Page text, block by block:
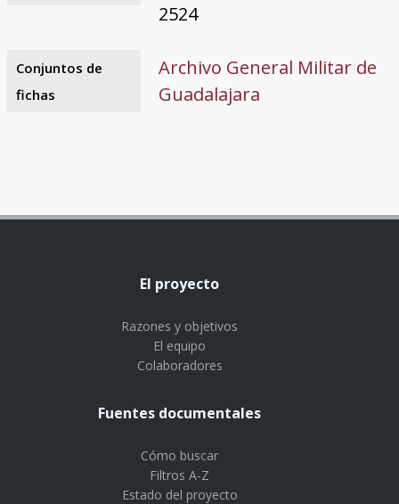
2524
Conjuntos de
fichas
Archivo General Militar de
Guadalajara
El proyecto
Razones y objetivos
El equipo
Colaboradores
Fuentes documentales
Cómo buscar
Filtros A-Z
Estado del proyecto